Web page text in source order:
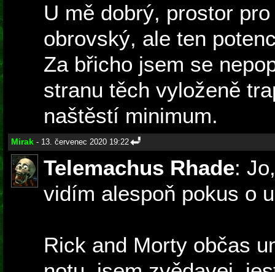
U mě dobrý, prostor
obrovský, ale ten
Za břicho jsem se
stranu těch vyloženě
naštěstí minimum.
Mirak - 13. červenec 2020 19:22
Telemachus Rhade:
vidím alespoň pokus o
Rick and Morty občas